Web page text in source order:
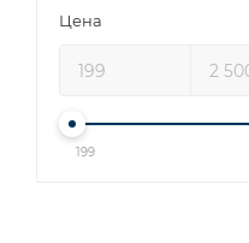
Цена
199